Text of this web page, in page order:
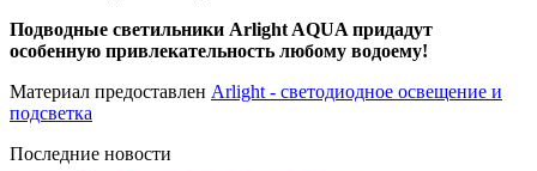
Подводные светильники Arlight AQUA придадут
особенную привлекательность любому водоему!
Материал предоставлен Arlight - светодиодное освещение и
подсветка
Последние новости